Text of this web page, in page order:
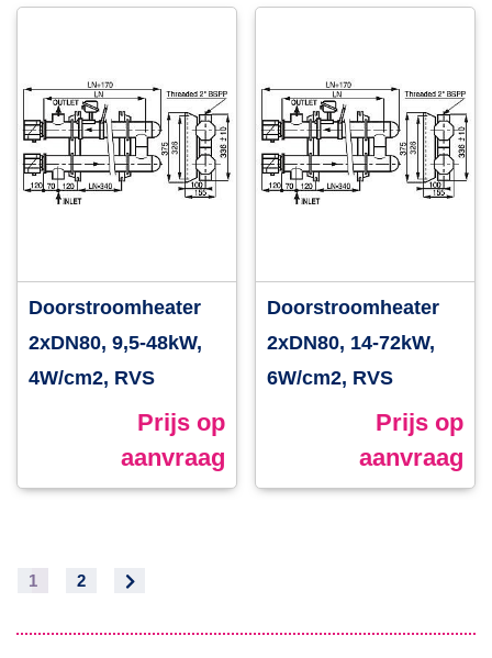
Doorstroomheater
2xDN80, 9,5-48kW,
4W/cm2, RVS
Prijs op
aanvraag
Doorstroomheater
2xDN80, 14-72kW,
6W/cm2, RVS
Prijs op
aanvraag
1 2